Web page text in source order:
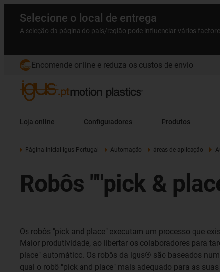
Selecione o local de entrega
A seleção da página do país/região pode influenciar vários
Encomende online e reduza os custos de envio
Loja online Configuradores Produtos
Página inicial igus Portugal Automação áreas de aplicação
Robôs ""pick &
Os robôs "pick and place" executam um processo que
Maior produtividade, ao libertar os colaboradores para
place" automático. Os robôs da igus® são baseados
qual o robô "pick and place" mais adequado para as